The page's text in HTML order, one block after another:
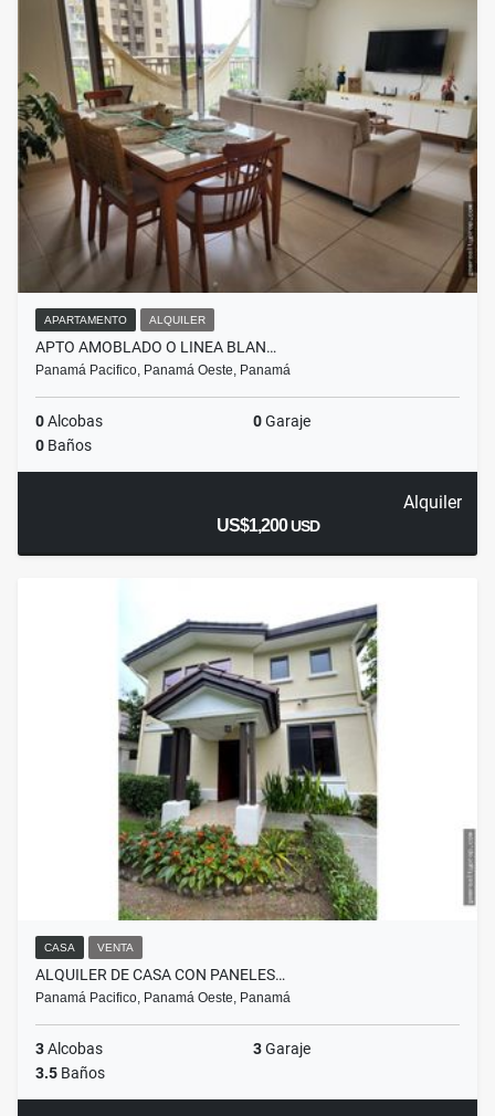
APARTAMENTO ALQUILER
APTO AMOBLADO O LINEA BLAN…
Panamá Pacifico, Panamá Oeste, Panamá
0Alcobas 0Garaje
0 Baños
Alquiler
US$1,200USD
CASA VENTA
ALQUILER DE CASA CON PANELES…
Panamá Pacifico, Panamá Oeste, Panamá
3Alcobas 3Garaje
3.5 Baños